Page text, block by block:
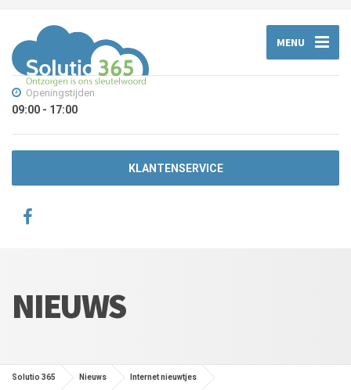
MENU
Openingstijden
09:00 - 17:00
KLANTENSERVICE
NIEUWS
Solutio 365 Nieuws Internet nieuwtjes